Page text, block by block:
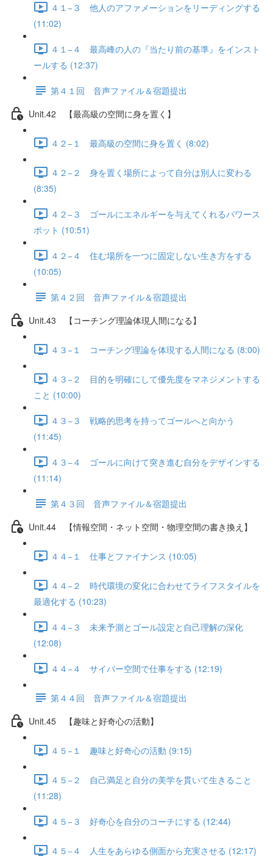
４１−３ 他人のアファメーションをリーディングする
(11:02)
４１−４ 最高峰の人の『当たり前の基準』をインスト
ールする (12:37)
第４１回 音声ファイル＆宿題提出
Unit.42 【最高級の空間に身を置く】
４２−１ 最高級の空間に身を置く (8:02)
４２−２ 身を置く場所によって自分は別人に変わる
(8:35)
４２−３ ゴールにエネルギーを与えてくれるパワース
ポット (10:51)
４２−４ 住む場所を一つに固定しない生き方をする
(10:05)
第４２回 音声ファイル＆宿題提出
Unit.43 【コーチング理論体現人間になる】
４３−１ コーチング理論を体現する人間になる (8:00)
４３−２ 目的を明確にして優先度をマネジメントする
こと (10:00)
４３−３ 戦略的思考を持ってゴールへと向かう
(11:45)
４３−４ ゴールに向けて突き進む自分をデザインする
(11:14)
第４３回 音声ファイル＆宿題提出
Unit.44 【情報空間・ネット空間・物理空間の書き換え】
４４−１ 仕事とファイナンス (10:05)
４４−２ 時代環境の変化に合わせてライフスタイルを
最適化する (10:23)
４４−３ 未来予測とゴール設定と自己理解の深化
(12:08)
４４−４ サイバー空間で仕事をする (12:19)
第４４回 音声ファイル＆宿題提出
Unit.45 【趣味と好奇心の活動】
４５−１ 趣味と好奇心の活動 (9:15)
４５−２ 自己満足と自分の美学を貫いて生きること
(11:28)
４５−３ 好奇心を自分のコーチにする (12:44)
４５−４ 人生をあらゆる側面から充実させる (12:17)